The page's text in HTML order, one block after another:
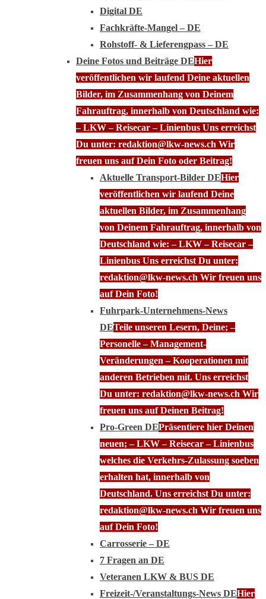
Digital DE
Fachkräfte-Mangel – DE
Rohstoff- & Lieferengpass – DE
Deine Fotos und Beiträge DEHier
veröffentlichen wir laufend Deine aktuellen
Bilder, im Zusammenhang von Deinem
Fahrauftrag, innerhalb von Deutschland wie:
– LKW – Reisecar – Linienbus Uns erreichst
Du unter: redaktion@lkw-news.ch Wir
freuen uns auf Dein Foto oder Beitrag!
Aktuelle Transport-Bilder DEHier
veröffentlichen wir laufend Deine
aktuellen Bilder, im Zusammenhang
von Deinem Fahrauftrag, innerhalb von
Deutschland wie: – LKW – Reisecar –
Linienbus Uns erreichst Du unter:
redaktion@lkw-news.ch Wir freuen uns
auf Dein Foto!
Fuhrpark-Unternehmens-News
DETeile unseren Lesern, Deine; –
Personelle – Management-
Veränderungen – Kooperationen mit
anderen Betrieben mit. Uns erreichst
Du unter: redaktion@lkw-news.ch Wir
freuen uns auf Deinen Beitrag!
Pro-Green DEPräsentiere hier Deinen
neuen; – LKW – Reisecar – Linienbus
welches die Verkehrs-Zulassung soeben
erhalten hat, innerhalb von
Deutschland. Uns erreichst Du unter:
redaktion@lkw-news.ch Wir freuen uns
auf Dein Foto!
Carrosserie – DE
7 Fragen an DE
Veteranen LKW & BUS DE
Freizeit-/Veranstaltungs-News DEHier